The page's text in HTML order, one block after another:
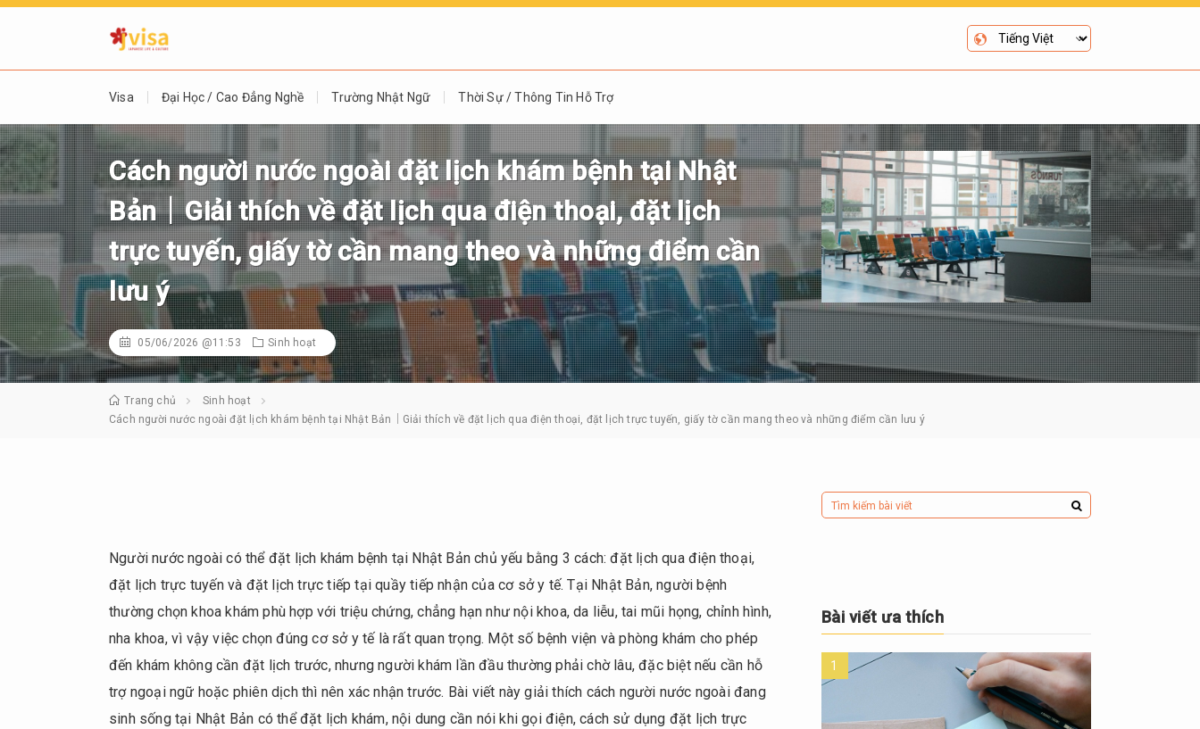
Visa Đại Học / Cao Đẳng Nghề Trường Nhật Ngữ Thời Sự / Thông Tin Hỗ Trợ
Cách người nước ngoài đặt lịch khám bệnh tại Nhật
Bản｜Giải thích về đặt lịch qua điện thoại, đặt lịch
trực tuyến, giấy tờ cần mang theo và những điểm cần
lưu ý
05/06/2026 @11:53 Sinh hoạt
Trang chủ
Sinh hoạt
Cách người nước ngoài đặt lịch khám bệnh tại Nhật Bản｜Giải thích về đặt lịch qua điện thoại, đặt lịch trực tuyến, giấy tờ cần mang theo và những điểm cần lưu ý
Người nước ngoài có thể đặt lịch khám bệnh tại Nhật Bản chủ yếu bằng 3 cách: đặt lịch qua điện thoại,
đặt lịch trực tuyến và đặt lịch trực tiếp tại quầy tiếp nhận của cơ sở y tế. Tại Nhật Bản, người bệnh
thường chọn khoa khám phù hợp với triệu chứng, chẳng hạn như nội khoa, da liễu, tai mũi họng, chỉnh hình,
nha khoa, vì vậy việc chọn đúng cơ sở y tế là rất quan trọng. Một số bệnh viện và phòng khám cho phép
đến khám không cần đặt lịch trước, nhưng người khám lần đầu thường phải chờ lâu, đặc biệt nếu cần hỗ
trợ ngoại ngữ hoặc phiên dịch thì nên xác nhận trước. Bài viết này giải thích cách người nước ngoài đang
sinh sống tại Nhật Bản có thể đặt lịch khám, nội dung cần nói khi gọi điện, cách sử dụng đặt lịch trực
Bài viết ưa thích